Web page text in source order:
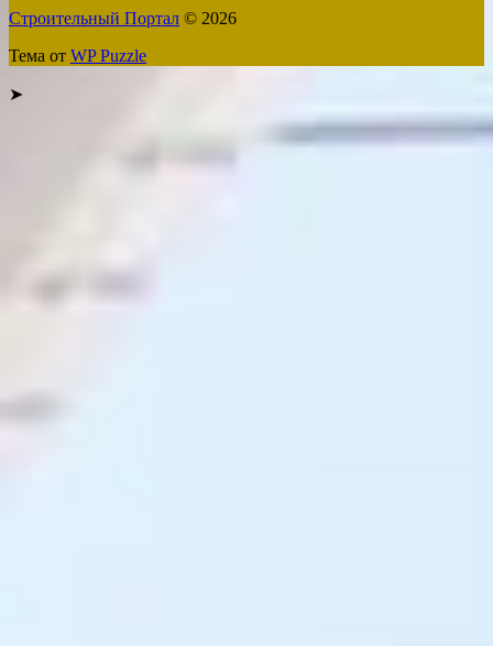
Строительный Портал © 2026
Тема от WP Puzzle
➤